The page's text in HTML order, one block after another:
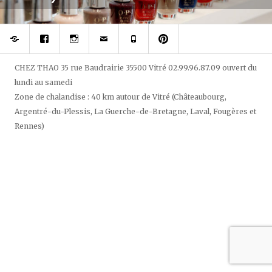
RéserverRejoignez
votre
ongulaire
sur
Facebook
Suivez
votre
du
regard
ongles
sur
Instagram
Contacter
Chez
Téléphonez
Chez
Thao
Epinglez
Chez
salon
de
pininterest
CHEZ THAO 35 rue Baudrairie 35500 Vitré 02.99.96.87.09 ouvert du
lundi au samedi
Zone de chalandise : 40 km autour de Vitré (Châteaubourg,
Argentré-du-Plessis, La Guerche-de-Bretagne, Laval, Fougères et
Rennes)